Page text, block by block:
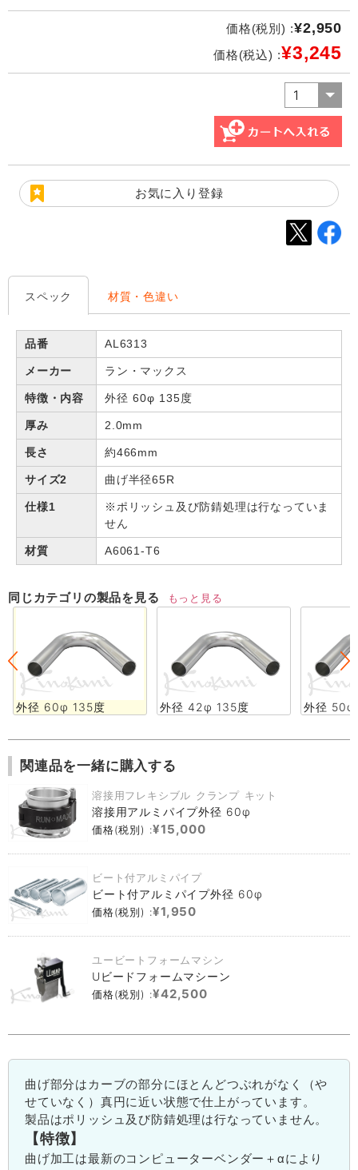
価格(税別) :¥2,950
価格(税込) :¥3,245
お気に入り登録
スペック 材質・色違い
品番 AL6313
メーカー ラン・マックス
特徴・内容 外径 60φ 135度
厚み 2.0mm
長さ 約466mm
サイズ2 曲げ半径65R
仕様1
※ポリッシュ及び防錆処理は行なっていま
せん
材質 A6061-T6
同じカテゴリの製品を見る もっと見る
外径 60φ 135度 外径 42φ 135度 外径 50φ
関連品を一緒に購入する
溶接用フレキシブル クランプ キット
溶接用アルミパイプ外径 60φ
価格(税別) :¥15,000
ビート付アルミパイプ
ビート付アルミパイプ外径 60φ
価格(税別) :¥1,950
ユービートフォームマシン
Uビードフォームマシーン
価格(税別) :¥42,500
曲げ部分はカーブの部分にほとんどつぶれがなく（や
せていなく）真円に近い状態で仕上がっています。
製品はポリッシュ及び防錆処理は行なっていません。
【特徴】
曲げ加工は最新のコンピューターベンダー＋αにより